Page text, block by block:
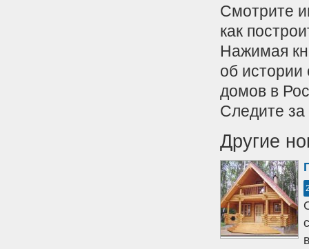
Смотрите
как
Нажимая
об истории
домов в
Следите
Другие